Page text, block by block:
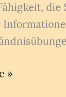
die
»